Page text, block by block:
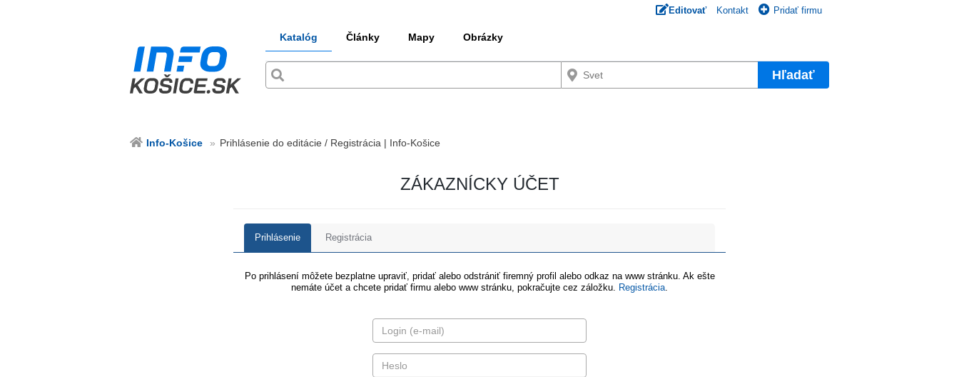
Editovať Kontakt Pridať firmu
Katalóg Články Mapy Obrázky
Hľadať
Info-Košice Prihlásenie do editácie / Registrácia | Info-Košice
ZÁKAZNÍCKY ÚČET
Prihlásenie Registrácia
Po prihlásení môžete bezplatne upraviť, pridať alebo odstrániť firemný profil alebo odkaz na www stránku. Ak ešte
nemáte účet a chcete pridať firmu alebo www stránku, pokračujte cez záložku.
Registrácia